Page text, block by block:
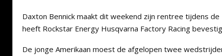
Daxton Bennick maakt dit weekend zijn rentree tijdens de
heeft Rockstar Energy Husqvarna Factory Racing
De jonge Amerikaan moest de afgelopen twee